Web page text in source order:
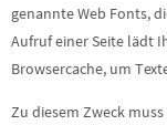
genannte Web Fonts,
Aufruf einer Seite lädt
Browsercache, um
Zu diesem Zweck